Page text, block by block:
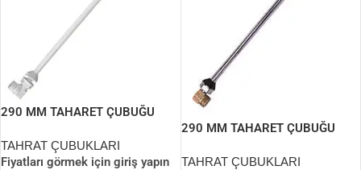
290 MM TAHARET ÇUBUĞU
TAHRAT ÇUBUKLARI
Fiyatları görmek için giriş yapın
290 MM TAHARET ÇUBUĞU
TAHRAT ÇUBUKLARI